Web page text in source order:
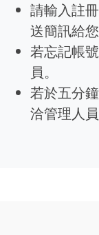
請輸入註
送簡訊給您
若忘記帳
員。
若於五分
洽管理人員